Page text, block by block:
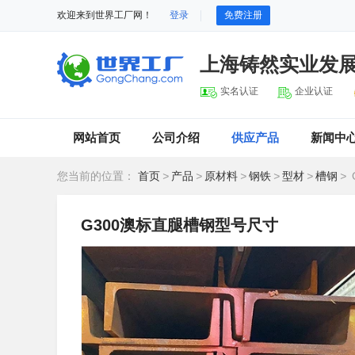
欢迎来到世界工厂网！ 登录 免费注册
上海铸然实业发
实名认证 企业认证
网站首页 公司介绍 供应产品 新闻中
您当前的位置： 首页 > 产品 > 原材料 >钢铁 >型材 >槽钢 >
G300澳标直腿槽钢型号尺寸